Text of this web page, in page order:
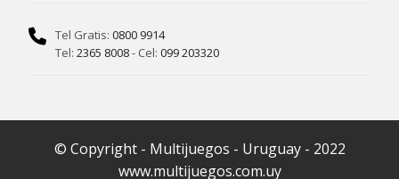
Tel Gratis: 0800 9914
Tel: 2365 8008- Cel: 099 203320
© Copyright - Multijuegos - Uruguay - 2022
www.multijuegos.com.uy